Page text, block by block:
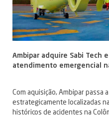
Ambipar adquire Sabi Tech
atendimento emergencial
Com aquisição, Ambipar passa
estrategicamente localizadas
históricos de acidentes na